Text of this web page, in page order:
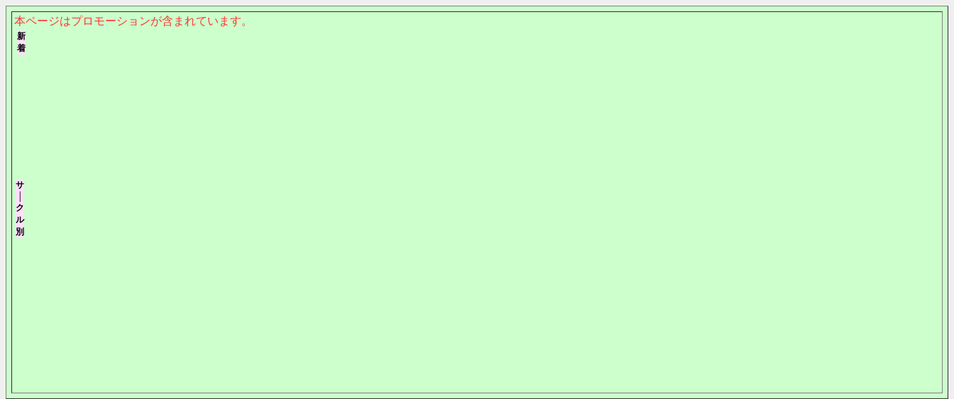
本ページはプロモーションが含まれています。